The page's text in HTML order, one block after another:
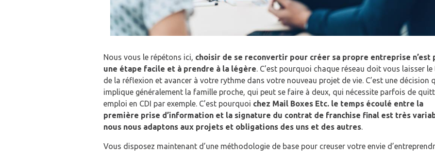
Nous vous le répétons ici, choisir de se reconvertir pour créer sa propre entreprise n’est
une étape facile et à prendre à la légère. C’est pourquoi chaque réseau doit vous laisser le
de la réflexion et avancer à votre rythme dans votre nouveau projet de vie. C’est une décision
implique généralement la famille proche, qui peut se faire à deux, qui nécessite parfois de
emploi en CDI par exemple. C’est pourquoi chez Mail Boxes Etc. le temps écoulé entre la
première prise d’information et la signature du contrat de franchise final est très
nous nous adaptons aux projets et obligations des uns et des autres.
Vous disposez maintenant d’une méthodologie de base pour creuser votre envie